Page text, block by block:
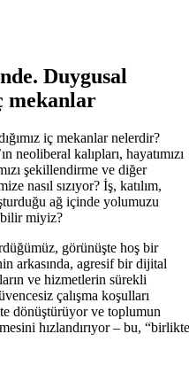
Duygusal
mekanlar
iç mekanlar nelerdir?
neoliberal kalıpları, hayatımızı
şekillendirme ve diğer
nasıl sızıyor? İş, katılım,
ağ içinde yolumuzu
miyiz?
görünüşte hoş bir
arkasında, agresif bir dijital
ve hizmetlerin sürekli
çalışma koşulları
dönüştürüyor ve toplumun
hızlandırıyor – bu, “birlikte